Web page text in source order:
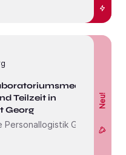
Teilzeit in
Georg
GmbH
Neu!